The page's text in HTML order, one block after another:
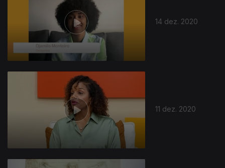
14 dez. 2020
11 dez. 2020